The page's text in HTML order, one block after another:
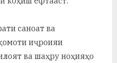
саноат ва
иҷроияи
ва шаҳру ноҳияҳо